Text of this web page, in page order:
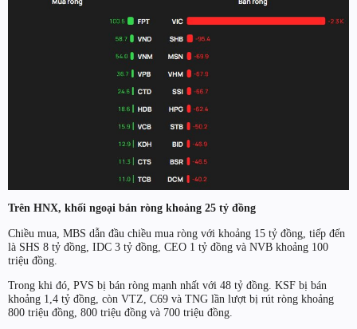
Trên HNX, khối ngoại bán ròng khoảng 25 tỷ đồng
Chiều mua, MBS dẫn đầu chiều mua ròng với khoảng 15 tỷ đồng, tiếp đến
là SHS 8 tỷ đồng, IDC 3 tỷ đồng, CEO 1 tỷ đồng và NVB khoảng 100
triệu đồng.
Trong khi đó, PVS bị bán ròng mạnh nhất với 48 tỷ đồng. KSF bị bán
khoảng 1,4 tỷ đồng, còn VTZ, C69 và TNG lần lượt bị rút ròng khoảng
800 triệu đồng, 800 triệu đồng và 700 triệu đồng.